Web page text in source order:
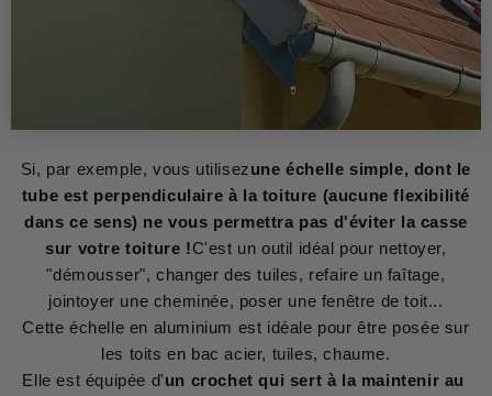
Si, par exemple, vous utilisezune échelle simple, dont le
tube est perpendiculaire à la toiture (aucune flexibilité
dans ce sens) ne vous permettra pas d'éviter la casse
sur votre toiture !C'est un outil idéal pour nettoyer,
"démousser", changer des tuiles, refaire un faîtage,
jointoyer une cheminée, poser une fenêtre de toit...
Cette échelle en aluminium est idéale pour être posée sur
les toits en bac acier, tuiles, chaume.
Elle est équipée d'un crochet qui sert à la maintenir au